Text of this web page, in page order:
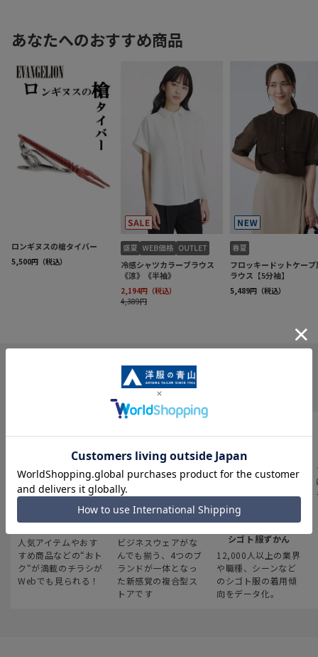
INFORMATION
最新のお買い得情報
人気アイテムやおす
すめ商品などの“おト
ク“が満載のチラシが
Webでも見られる！
スーツスクエア
ビジネスウェアがな
んでも揃う、4つのブ
ランドが一体となっ
た新感覚の複合型ス
トアです
みんなの
シゴト服ずかん
12,000人以上の業界
や職種、シーンなど
のシゴト服の着用傾
向をデータ化。